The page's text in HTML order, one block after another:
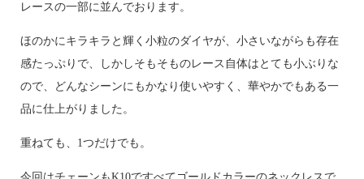
レースの一部に並んでおります。
ほのかにキラキラと輝く小粒のダイヤが、小さいながらも存在
感たっぷりで、しかしそもそものレース自体はとても小ぶりな
ので、どんなシーンにもかなり使いやすく、華やかでもある一
品に仕上がりました。
重ねても、1つだけでも。